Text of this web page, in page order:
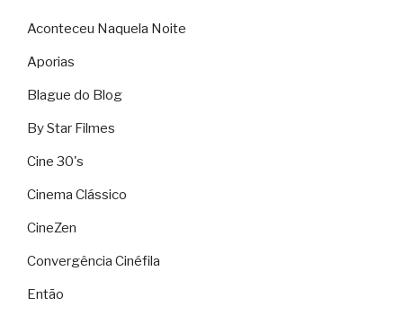
Aconteceu Naquela Noite
Aporias
Blague do Blog
By Star Filmes
Cine 30's
Cinema Clássico
CineZen
Convergência Cinéfila
Então